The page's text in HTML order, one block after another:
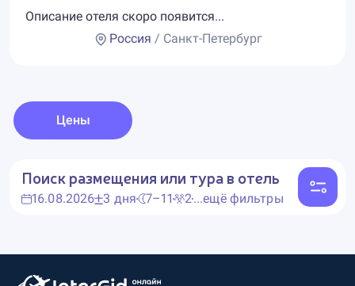
Описание отеля скоро появится...
Россия / Санкт-Петербург
Цены
Поиск размещения или тура в отель
16.08.2026 3 дня 7–11 2...ещё фильтры